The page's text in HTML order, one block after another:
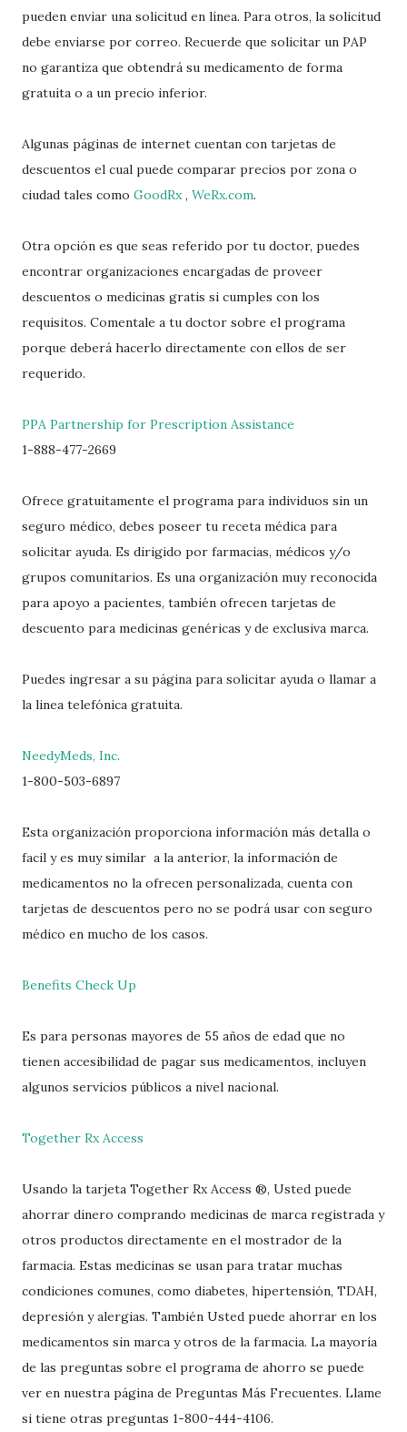
pueden enviar una solicitud en línea. Para otros, la solicitud
debe enviarse por correo. Recuerde que solicitar un PAP
no garantiza que obtendrá su medicamento de forma
gratuita o a un precio inferior.
Algunas páginas de internet cuentan con tarjetas de
descuentos el cual puede comparar precios por zona o
ciudad tales como GoodRx, WeRx.com.
Otra opción es que seas referido por tu doctor, puedes
encontrar organizaciones encargadas de proveer
descuentos o medicinas gratis si cumples con los
requisitos. Comentale a tu doctor sobre el programa
porque deberá hacerlo directamente con ellos de ser
requerido.
PPA Partnership for Prescription Assistance
1-888-477-2669
Ofrece gratuitamente el programa para individuos sin un
seguro médico, debes poseer tu receta médica para
solicitar ayuda. Es dirigido por farmacias, médicos y/o
grupos comunitarios. Es una organización muy reconocida
para apoyo a pacientes, también ofrecen tarjetas de
descuento para medicinas genéricas y de exclusiva marca.
Puedes ingresar a su página para solicitar ayuda o llamar a
la linea telefónica gratuita.
NeedyMeds, Inc.
1-800-503-6897
Esta organización proporciona información más detalla o
facil y es muy similar a la anterior, la información de
medicamentos no la ofrecen personalizada, cuenta con
tarjetas de descuentos pero no se podrá usar con seguro
médico en mucho de los casos.
Benefits Check Up
Es para personas mayores de 55 años de edad que no
tienen accesibilidad de pagar sus medicamentos, incluyen
algunos servicios públicos a nivel nacional.
Together Rx Access
Usando la tarjeta Together Rx Access ®, Usted puede
ahorrar dinero comprando medicinas de marca registrada y
otros productos directamente en el mostrador de la
farmacia. Estas medicinas se usan para tratar muchas
condiciones comunes, como diabetes, hipertensión, TDAH,
depresión y alergias. También Usted puede ahorrar en los
medicamentos sin marca y otros de la farmacia. La mayoría
de las preguntas sobre el programa de ahorro se puede
ver en nuestra página de Preguntas Más Frecuentes. Llame
si tiene otras preguntas 1-800-444-4106.